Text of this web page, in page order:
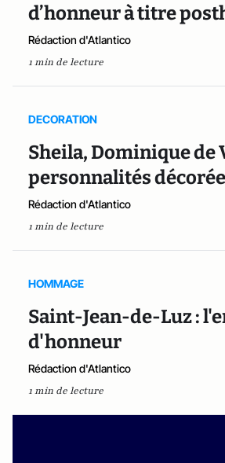
d’honneur à titre
Rédaction d'Atlantico
1 min de lecture
DECORATION
Sheila, Dominique de
personnalités
Rédaction d'Atlantico
1 min de lecture
HOMMAGE
Saint-Jean-de-Luz :
d'honneur
Rédaction d'Atlantico
1 min de lecture